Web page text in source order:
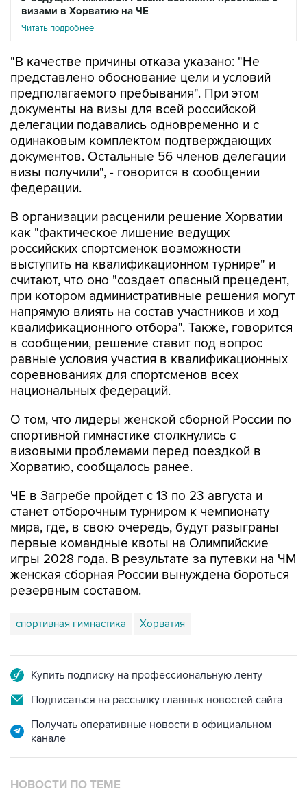
"В качестве причины отказа указано: "Не
предполагаемого пребывания". При этом
документы на визы для всей российской
делегации подавались одновременно и с
одинаковым комплектом подтверждающих
документов. Остальные 56 членов делегации
визы получили", - говорится в сообщении
федерации.
В организации расценили решение Хорватии
российских спортсменок возможности
выступить на квалификационном турнире" и
считают, что оно "создает опасный прецедент,
при котором административные решения могут
напрямую влиять на состав участников и ход
квалификационного отбора". Также, говорится
в сообщении, решение ставит под вопрос
равные условия участия в квалификационных
соревнованиях для спортсменов всех
национальных федераций.
О том, что лидеры женской сборной России по
визовыми проблемами перед поездкой в
Хорватию, сообщалось ранее.
ЧЕ в Загребе пройдет с 13 по 23 августа и
мира, где, в свою очередь, будут разыграны
первые командные квоты на Олимпийские
игры 2028 года. В результате за путевки на ЧМ
женская сборная России вынуждена бороться
резервным составом.
спортивная гимнастика Хорватия
Подписаться на рассылку главных новостей сайта
Получать оперативные новости в официальном
канале
НОВОСТИ ПО ТЕМЕ
7 августа 15:22